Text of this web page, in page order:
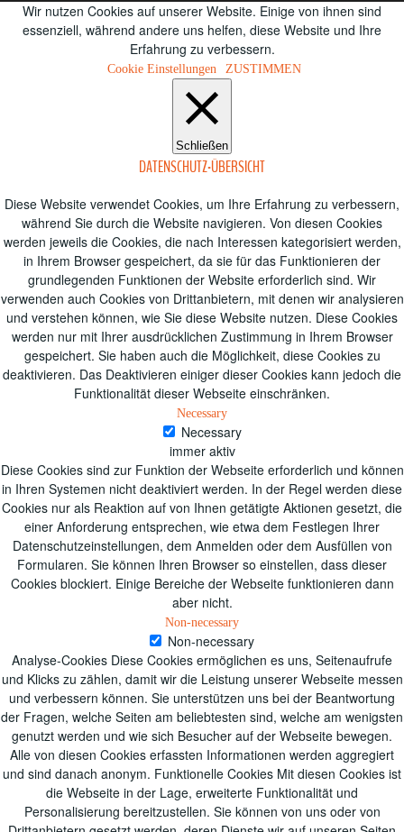
Wir nutzen Cookies auf unserer Website. Einige von ihnen sind
essenziell, während andere uns helfen, diese Website und Ihre
Erfahrung zu verbessern.
Cookie Einstellungen ZUSTIMMEN
Schließen
DATENSCHUTZ-ÜBERSICHT
Diese Website verwendet Cookies, um Ihre Erfahrung zu verbessern,
während Sie durch die Website navigieren. Von diesen Cookies
werden jeweils die Cookies, die nach Interessen kategorisiert werden,
in Ihrem Browser gespeichert, da sie für das Funktionieren der
grundlegenden Funktionen der Website erforderlich sind. Wir
verwenden auch Cookies von Drittanbietern, mit denen wir analysieren
und verstehen können, wie Sie diese Website nutzen. Diese Cookies
werden nur mit Ihrer ausdrücklichen Zustimmung in Ihrem Browser
gespeichert. Sie haben auch die Möglichkeit, diese Cookies zu
deaktivieren. Das Deaktivieren einiger dieser Cookies kann jedoch die
Funktionalität dieser Webseite einschränken.
Necessary
Necessary
immer aktiv
Diese Cookies sind zur Funktion der Webseite erforderlich und können
in Ihren Systemen nicht deaktiviert werden. In der Regel werden diese
Cookies nur als Reaktion auf von Ihnen getätigte Aktionen gesetzt, die
einer Anforderung entsprechen, wie etwa dem Festlegen Ihrer
Datenschutzeinstellungen, dem Anmelden oder dem Ausfüllen von
Formularen. Sie können Ihren Browser so einstellen, dass dieser
Cookies blockiert. Einige Bereiche der Webseite funktionieren dann
aber nicht.
Non-necessary
Non-necessary
Analyse-Cookies Diese Cookies ermöglichen es uns, Seitenaufrufe
und Klicks zu zählen, damit wir die Leistung unserer Webseite messen
und verbessern können. Sie unterstützen uns bei der Beantwortung
der Fragen, welche Seiten am beliebtesten sind, welche am wenigsten
genutzt werden und wie sich Besucher auf der Webseite bewegen.
Alle von diesen Cookies erfassten Informationen werden aggregiert
und sind danach anonym. Funktionelle Cookies Mit diesen Cookies ist
die Webseite in der Lage, erweiterte Funktionalität und
Personalisierung bereitzustellen. Sie können von uns oder von